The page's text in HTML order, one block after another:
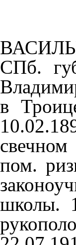
СПб.
в
пом.
школы.